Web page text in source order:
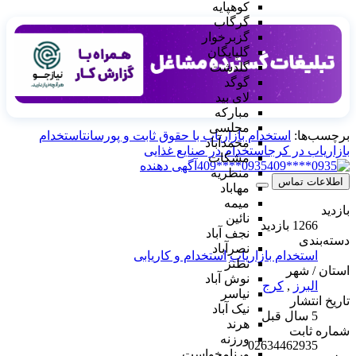
کوهپایه
گرگاب
گزبرخوار
گلپایگان
گلدشت
گوگد
لای بید
مبارکه
مجلسی
محمدآباد
مشکات
منظریه
مهاباد
میمه
نائین
نجف آباد
نصرآباد
نطنز
نوش آباد
نیاسر
نیک آباد
هرند
ورزنه
برچسب‌ها: استخدام بازاریاب با حقوق ثابت و پورسانتاستخدام
بازاریاب در کرجاستخدام در صنایع غذایی
0935****409
آگهی دهنده
اطلاعات تماس
بازدید
1266 بازدید
دسته‌بندی
استخدام بازاریاب استخدام و کاریابی
استان / شهر
البرز , کرج
تاریخ انتشار
5 سال قبل
شماره ثابت
02634462935